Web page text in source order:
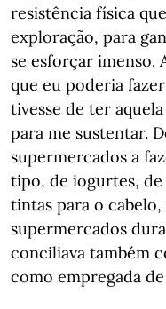
resistência física
exploração, para
se esforçar imenso.
que eu poderia
tivesse de ter
para me sustentar.
supermercados a
tipo, de iogurtes, de
tintas para o
supermercados
conciliava também
como empregada